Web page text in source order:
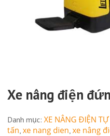
Xe nâng điện
Danh mục: XE NÂNG ĐIỆN
tấn, xe nang dien, xe nâng